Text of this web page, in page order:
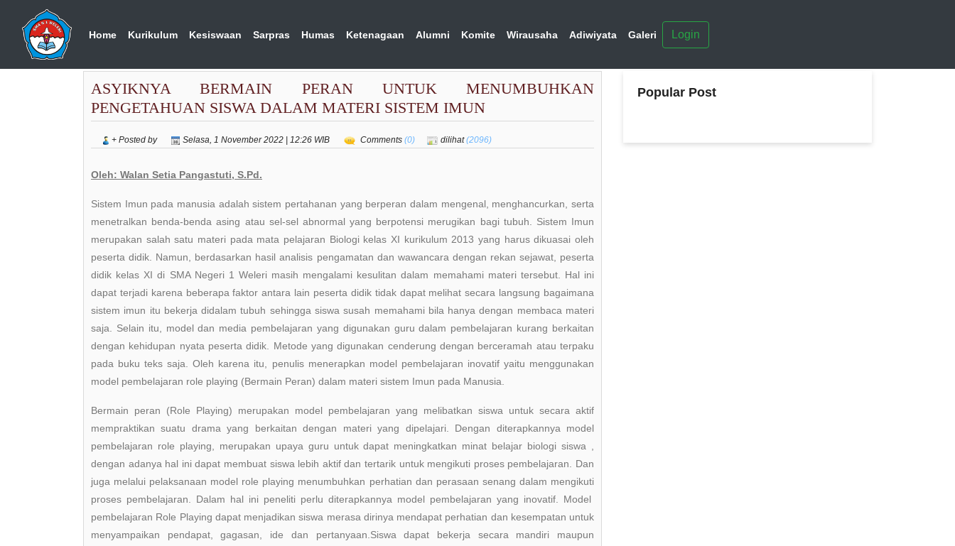
Home Kurikulum Kesiswaan Sarpras Humas Ketenagaan Alumni Komite Wirausaha Adiwiyata Galeri Login
ASYIKNYA BERMAIN PERAN UNTUK MENUMBUHKAN
PENGETAHUAN SISWA DALAM MATERI SISTEM IMUN
+ Posted by Selasa, 1 November 2022 | 12:26 WIB Comments (0) dilihat(2096)
Oleh: Walan Setia Pangastuti, S.Pd.
Sistem Imun pada manusia adalah sistem pertahanan yang berperan dalam mengenal, menghancurkan, serta
menetralkan benda-benda asing atau sel-sel abnormal yang berpotensi merugikan bagi tubuh. Sistem Imun
merupakan salah satu materi pada mata pelajaran Biologi kelas XI kurikulum 2013 yang harus dikuasai oleh
peserta didik. Namun, berdasarkan hasil analisis pengamatan dan wawancara dengan rekan sejawat, peserta
didik kelas XI di SMA Negeri 1 Weleri masih mengalami kesulitan dalam memahami materi tersebut. Hal ini
dapat terjadi karena beberapa faktor antara lain peserta didik tidak dapat melihat secara langsung bagaimana
sistem imun itu bekerja didalam tubuh sehingga siswa susah memahami bila hanya dengan membaca materi
saja. Selain itu, model dan media pembelajaran yang digunakan guru dalam pembelajaran kurang berkaitan
dengan kehidupan nyata peserta didik. Metode yang digunakan cenderung dengan berceramah atau terpaku
pada buku teks saja. Oleh karena itu, penulis menerapkan model pembelajaran inovatif yaitu menggunakan
model pembelajaran role playing (Bermain Peran) dalam materi sistem Imun pada Manusia.
Bermain peran (Role Playing) merupakan model pembelajaran yang melibatkan siswa untuk secara aktif
mempraktikan suatu drama yang berkaitan dengan materi yang dipelajari. Dengan diterapkannya model
pembelajaran role playing, merupakan upaya guru untuk dapat meningkatkan minat belajar biologi siswa ,
dengan adanya hal ini dapat membuat siswa lebih aktif dan tertarik untuk mengikuti proses pembelajaran. Dan
juga melalui pelaksanaan model role playing menumbuhkan perhatian dan perasaan senang dalam mengikuti
proses pembelajaran. Dalam hal ini peneliti perlu diterapkannya model pembelajaran yang inovatif. Model
pembelajaran Role Playing dapat menjadikan siswa merasa dirinya mendapat perhatian dan kesempatan untuk
menyampaikan pendapat, gagasan, ide dan pertanyaan.Siswa dapat bekerja secara mandiri maupun
Popular Post